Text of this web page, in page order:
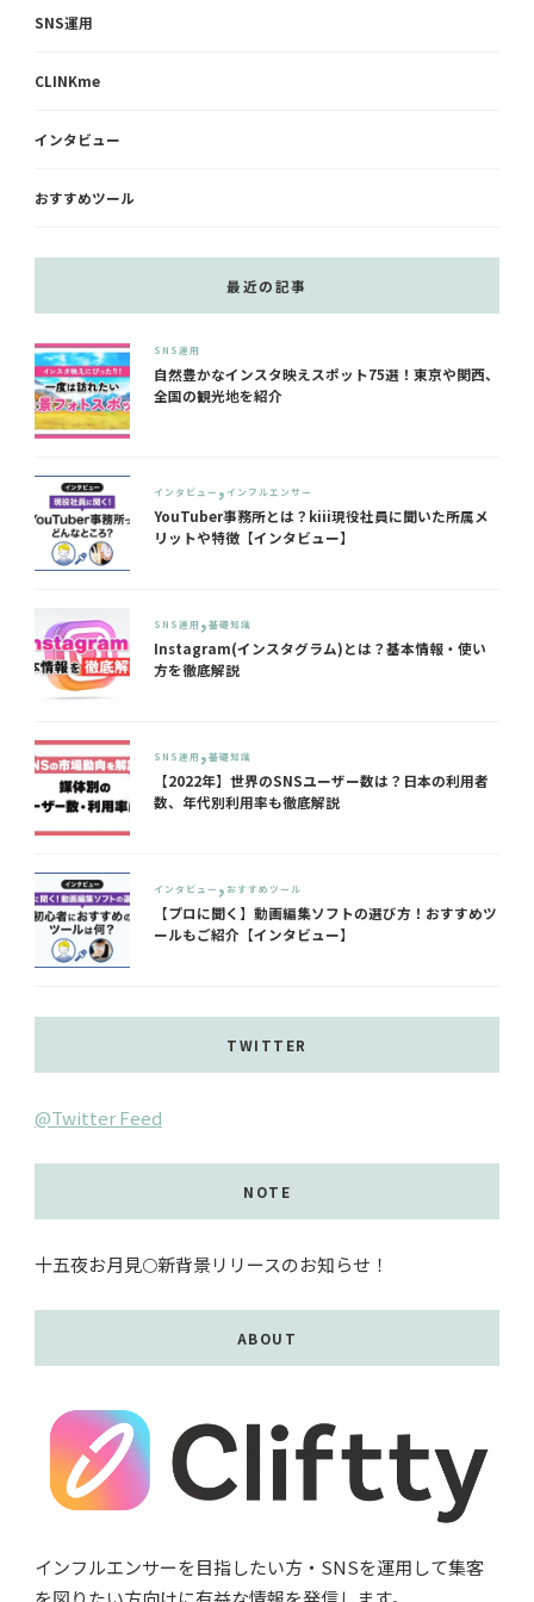
?
SNS運用
CLINKme
インタビュー
おすすめツール
最近の記事
SNS運用
自然豊かなインスタ映えスポット75選！東京や関西、
全国の観光地を紹介
インタビュー インフルエンサー
YouTuber事務所とは？kiii現役社員に聞いた所属メ
リットや特徴【インタビュー】
SNS運用 基礎知識
Instagram(インスタグラム)とは？基本情報・使い
方を徹底解説
SNS運用 基礎知識
【2022年】世界のSNSユーザー数は？日本の利用者
数、年代別利用率も徹底解説
インタビュー おすすめツール
【プロに聞く】動画編集ソフトの選び方！おすすめツ
ールもご紹介【インタビュー】
TWITTER
@Twitter Feed
NOTE
十五夜お月見🌕新背景リリースのお知らせ！
ABOUT
インフルエンサーを目指したい方・SNSを運用して集客